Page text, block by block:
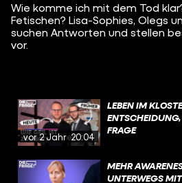
Wie komme ich mit dem Tod
Fetischen? Lisa-Sophies, Olegs
suchen Antworten und stellen
vor.
vor 2 Jahren20:04
LEBEN IM
FRAGE
MEHR
UNTERWEGS